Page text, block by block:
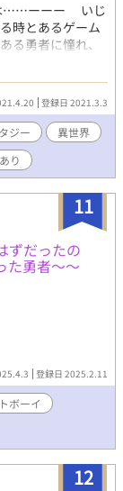
……ーーー いじ
時とあるゲーム
る勇者に憧れ、
し、いじめっ子
めると大好きな
推しとは戦えな
のか！？ 勇者と
には「※」が付い
・fujossy・ノベ
ティブな僕が異
は勇者が主人公
登録日 2021.3.3
ジー
異世界
り
11
ずだったの
た勇者〜〜
登録日 2025.2.11
ボーイ
12